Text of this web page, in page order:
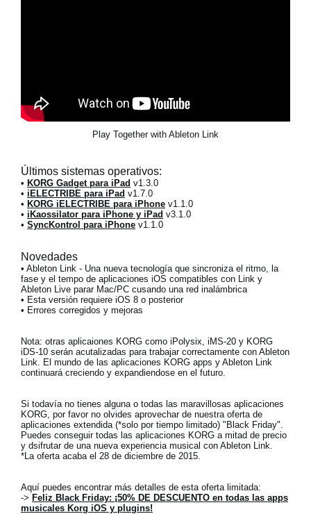
Play Together with Ableton Link
Últimos sistemas operativos:
• KORG Gadget para iPad v1.3.0
• iELECTRIBE para iPad v1.7.0
• KORG iELECTRIBE para iPhone v1.1.0
• iKaossilator para iPhone y iPad v3.1.0
• SyncKontrol para iPhone v1.1.0
Novedades
• Ableton Link - Una nueva tecnología que sincroniza el ritmo, la
fase y el tempo de aplicaciones iOS compatibles con Link y
Ableton Live parar Mac/PC cusando una red inalámbrica
• Esta versión requiere iOS 8 o posterior
• Errores corregidos y mejoras
Nota: otras aplicaiones KORG como iPolysix, iMS-20 y KORG
iDS-10 serán acutalizadas para trabajar correctamente con Ableton
Link. El mundo de las aplicaciones KORG apps y Ableton Link
continuará creciendo y expandiendose en el futuro.
Si todavía no tienes alguna o todas las maravillosas aplicaciones
KORG, por favor no olvides aprovechar de nuestra oferta de
aplicaciones extendida (*solo por tiempo limitado) "Black Friday".
Puedes conseguir todas las aplicaciones KORG a mitad de precio
y dsifrutar de una nueva experiencia musical con Ableton Link.
*La oferta acaba el 28 de diciembre de 2015.
Aquí puedes encontrar más detalles de esta oferta limitada:
-> Feliz Black Friday: ¡50% DE DESCUENTO en todas las apps
musicales Korg iOS y plugins!